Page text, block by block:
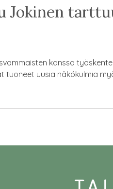
Jokinen
kanssa
tuoneet uusia näkökulmia